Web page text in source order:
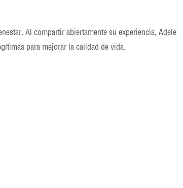
Al compartir abiertamente su experiencia, Adele
para mejorar la calidad de vida.